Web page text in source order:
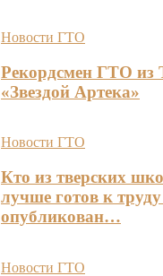
Новости ГТО
Рекордсмен ГТО из
«Звездой Артека»
Новости ГТО
Кто из тверских
лучше готов к
опубликован…
Новости ГТО